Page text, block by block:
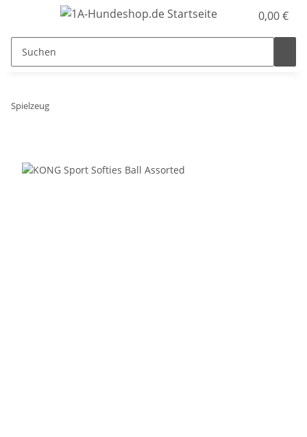
0,00 €
Spielzeug